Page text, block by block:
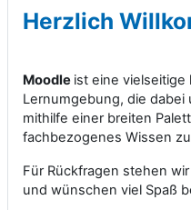
Herzlich
Moodle ist eine
Lernumgebung, die
mithilfe einer breiten
fachbezogenes Wissen
Für Rückfragen stehen
und wünschen viel Spaß